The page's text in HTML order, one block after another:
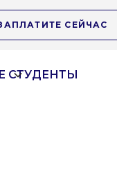
СЕЙЧАС
СТУДЕНТЫ